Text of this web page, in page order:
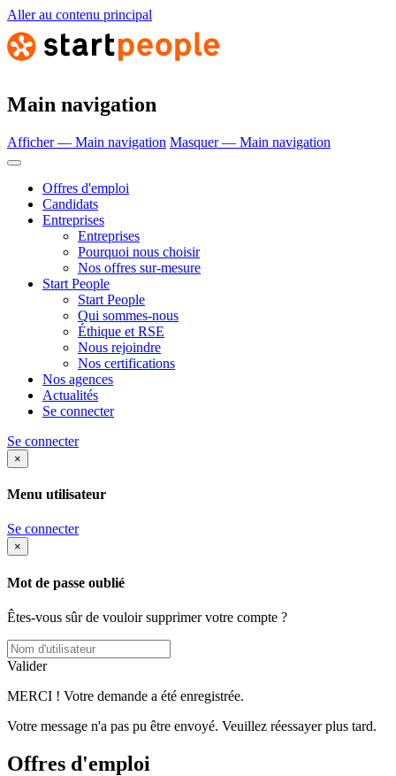
Aller au contenu principal
Main navigation
Afficher — Main navigation Masquer — Main navigation
Offres d'emploi
Candidats
Entreprises
Entreprises
Pourquoi nous choisir
Nos offres sur-mesure
Start People
Start People
Qui sommes-nous
Éthique et RSE
Nous rejoindre
Nos certifications
Nos agences
Actualités
Se connecter
Se connecter
×
Menu utilisateur
Se connecter
×
Mot de passe oublié
Êtes-vous sûr de vouloir supprimer votre compte ?
Valider
MERCI ! Votre demande a été enregistrée.
Votre message n'a pas pu être envoyé. Veuillez réessayer plus tard.
Offres d'emploi